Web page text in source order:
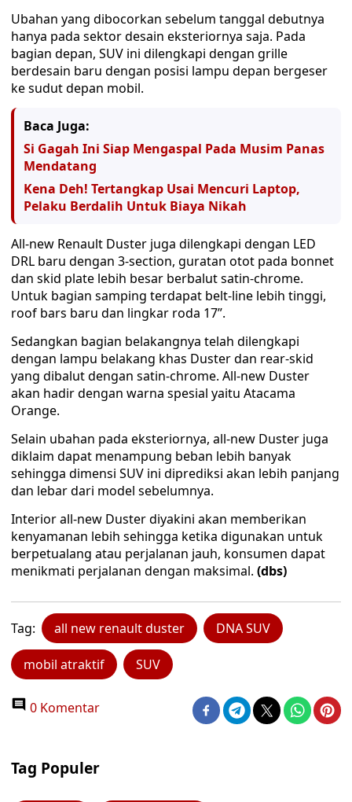
Ubahan yang dibocorkan sebelum tanggal debutnya
hanya pada sektor desain eksteriornya saja. Pada
bagian depan, SUV ini dilengkapi dengan grille
berdesain baru dengan posisi lampu depan bergeser
ke sudut depan mobil.
Baca Juga:
Si Gagah Ini Siap Mengaspal Pada Musim Panas
Mendatang
Kena Deh! Tertangkap Usai Mencuri Laptop,
Pelaku Berdalih Untuk Biaya Nikah
All-new Renault Duster juga dilengkapi dengan LED
DRL baru dengan 3-section, guratan otot pada bonnet
dan skid plate lebih besar berbalut satin-chrome.
Untuk bagian samping terdapat belt-line lebih tinggi,
roof bars baru dan lingkar roda 17”.
Sedangkan bagian belakangnya telah dilengkapi
dengan lampu belakang khas Duster dan rear-skid
yang dibalut dengan satin-chrome. All-new Duster
akan hadir dengan warna spesial yaitu Atacama
Orange.
Selain ubahan pada eksteriornya, all-new Duster juga
diklaim dapat menampung beban lebih banyak
sehingga dimensi SUV ini diprediksi akan lebih panjang
dan lebar dari model sebelumnya.
Interior all-new Duster diyakini akan memberikan
kenyamanan lebih sehingga ketika digunakan untuk
berpetualang atau perjalanan jauh, konsumen dapat
menikmati perjalanan dengan maksimal. (dbs)
Tag: all new renault duster DNA SUV
mobil atraktif SUV
0 Komentar
Tag Populer